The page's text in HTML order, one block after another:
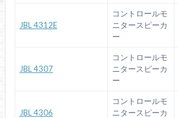
JBL 4312E
コントロールモ
ニタースピーカ
ー
JBL 4307
コントロールモ
ニタースピーカ
ー
JBL 4306
コントロールモ
ニタースピーカ